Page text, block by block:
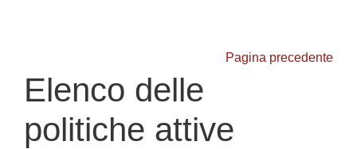
Pagina precedente
Elenco delle
politiche attive